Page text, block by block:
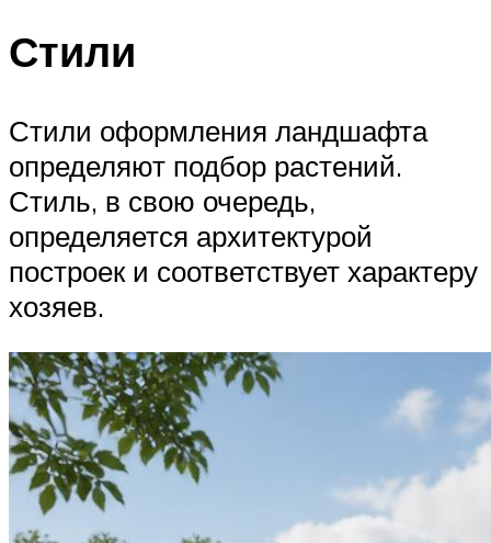
Стили
Стили оформления ландшафта
определяют подбор растений.
Стиль, в свою очередь,
определяется архитектурой
построек и соответствует характеру
хозяев.